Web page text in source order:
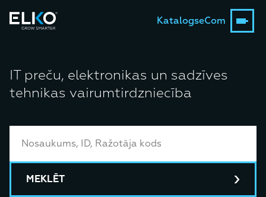
KatalogseCom
IT preču, elektronikas un sadzīves
tehnikas vairumtirdzniecība
MEKLĒT